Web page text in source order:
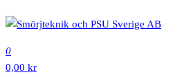
till
innehåll
0
0,00 kr